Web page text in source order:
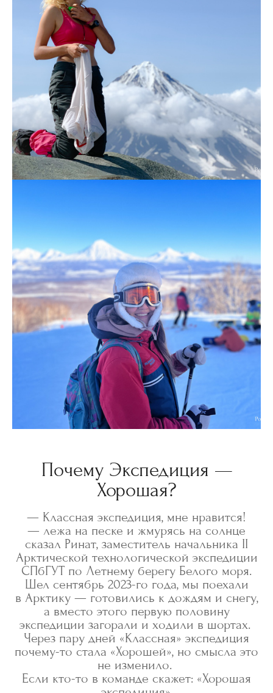
Почему Экспедиция —
Хорошая?
— Классная экспедиция, мне нравится!
— лежа на песке и жмурясь на солнце
сказал Ринат, заместитель начальника II
Арктической технологической экспедиции
СПбГУТ по Летнему берегу Белого моря.
Шел сентябрь 2023-го года, мы поехали
в Арктику — готовились к дождям и снегу,
а вместо этого первую половину
экспедиции загорали и ходили в шортах.
Через пару дней «Классная» экспедиция
почему-то стала «Хорошей», но смысла это
не изменило.
Если кто-то в команде скажет: «Хорошая